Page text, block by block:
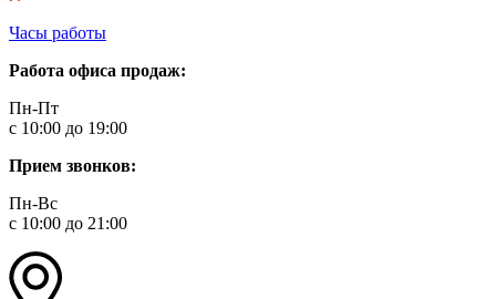
Часы работы
Работа офиса продаж:
Пн-Пт
с 10:00 до 19:00
Прием звонков:
Пн-Вс
с 10:00 до 21:00